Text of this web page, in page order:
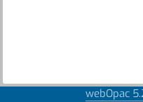
webOpac